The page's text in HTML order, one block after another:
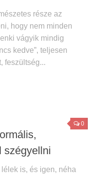
része az
hogy nem minden
vágyik mindig
kedve”, teljesen
feszültség...
0
szégyellni
is, és igen, néha